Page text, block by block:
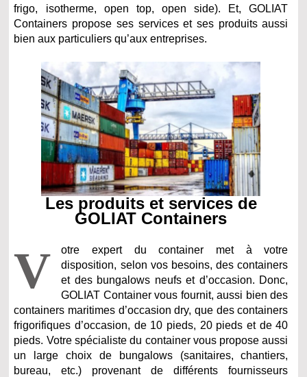
frigo, isotherme, open top, open side). Et, GOLIAT
Containers propose ses services et ses produits aussi
bien aux particuliers qu’aux entreprises.
Les produits et services de
GOLIAT Containers
V
otre expert du container met à votre
disposition, selon vos besoins, des containers
et des bungalows neufs et d’occasion. Donc,
GOLIAT Container vous fournit, aussi bien des
containers maritimes d’occasion dry, que des containers
frigorifiques d’occasion, de 10 pieds, 20 pieds et de 40
pieds. Votre spécialiste du container vous propose aussi
un large choix de bungalows (sanitaires, chantiers,
bureau, etc.) provenant de différents fournisseurs